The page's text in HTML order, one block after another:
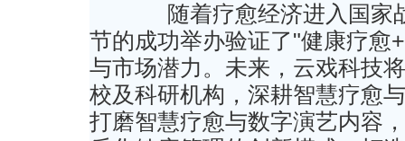
随着疗愈经济进入国家
节的成功举办验证了"健康疗愈
与市场潜力。未来，云戏科技
校及科研机构，深耕智慧疗愈
打磨智慧疗愈与数字演艺内容